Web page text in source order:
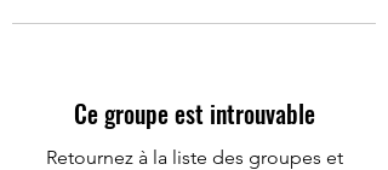
Ce groupe est introuvable
Retournez à la liste des groupes et